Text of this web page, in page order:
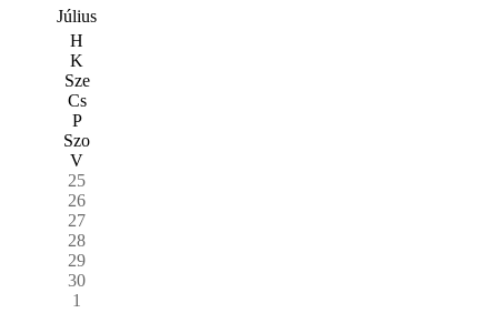
Július
H
K
Sze
Cs
P
Szo
V
25
26
27
28
29
30
1